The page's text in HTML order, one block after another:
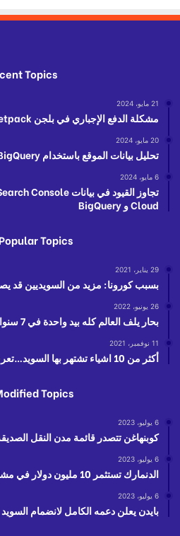
Topics
21 مايو، 2024
مشكلة الدفع الإجباري في بلجن Jetpack بعد التحديث
20 مايو، 2024
تحليل بيانات الموقع باستخدام BigQuery: دليل شامل للأوامر التحليلية
6 مايو، 2024
Cloud و BigQuery
Topics
29 يناير، 2021
بسبب كورونا: مزيد من السويديين قد
26 يونيو، 2022
بحار يلف العالم كله بيد واحدة في 7 سنوات
11 نوفمبر، 2021
أكثر من 10 اشياء تشتهر بها السويد…تعرف عليها
Topics
6 يوليو، 2023
كوبنهاغن تتصدر قائمة مدن النقل
6 يوليو، 2023
الدنمارك تستثمر 10 مليون دولار في مشاريع المياه والطاقة في إثيوبيا
6 يوليو، 2023
بايدن يعلن دعمه الكامل لانضمام